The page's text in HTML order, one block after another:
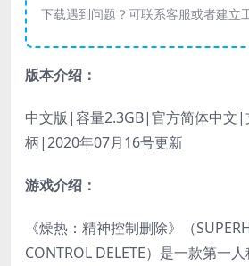
下载遇到问题？可联系客服或者建立
版本介绍：
中文版|容量2.3GB|官方简体中文|
柄|2020年07月16号更新
游戏介绍：
《燥热：精神控制删除》（
CONTROL DELETE）是一款第一